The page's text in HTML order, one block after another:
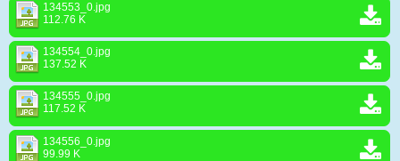
134553_0.jpg
112.76 K
134554_0.jpg
137.52 K
134555_0.jpg
117.52 K
134556_0.jpg
99.99 K